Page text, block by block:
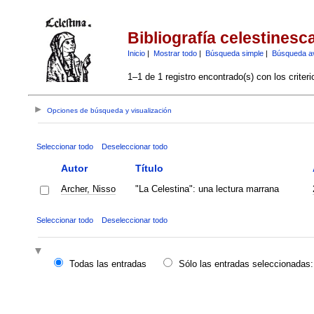
Bibliografía
Inicio| Mostrar todo| Búsqueda simple| Búsqueda
1–1 de 1 registro encontrado(s) con los
Opciones de búsqueda y visualización
Seleccionar todo Deseleccionar todo
Autor Título
Archer, Nisso "La Celestina": una lectura marrana
Seleccionar todo Deseleccionar todo
Todas las entradas
Sólo las entradas seleccionadas: